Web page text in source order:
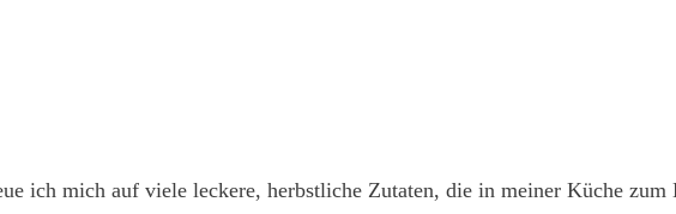
ich mich auf viele leckere, herbstliche Zutaten, die in meiner Küche zum